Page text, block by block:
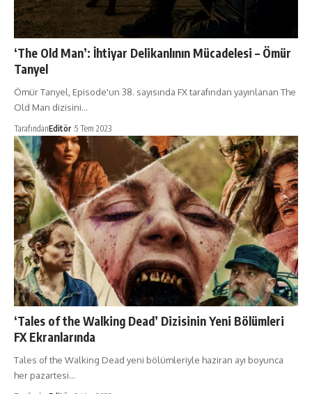
‘The Old Man’: İhtiyar Delikanlının Mücadelesi – Ömür
Tanyel
Ömür Tanyel, Episode'un 38. sayısında FX tarafından yayınlanan The
Old Man dizisini…
TarafındanEditör 5 Tem 2023
‘Tales of the Walking Dead’ Dizisinin Yeni Bölümleri
FX Ekranlarında
Tales of the Walking Dead yeni bölümleriyle haziran ayı boyunca
her pazartesi…